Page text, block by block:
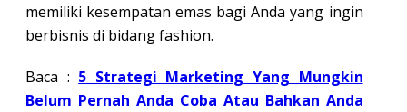
memiliki kesempatan emas bagi Anda yang ingin
berbisnis di bidang fashion.
Baca : 5 Strategi Marketing Yang Mungkin
Belum Pernah Anda Coba Atau Bahkan Anda